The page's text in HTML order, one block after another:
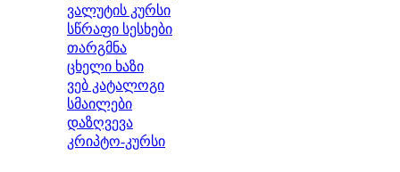
ვალუტის კურსი
სწრაფი სესხები
თარგმნა
ცხელი ხაზი
ვებ კატალოგი
სმაილები
დაზღვევა
კრიპტო-კურსი